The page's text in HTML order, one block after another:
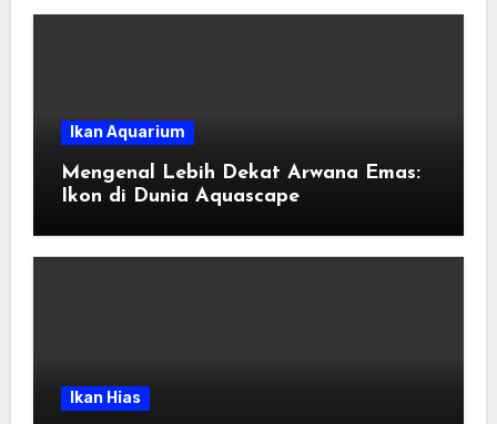
Ikan Aquarium
Mengenal Lebih Dekat Arwana Emas:
Ikon di Dunia Aquascape
Ikan Hias